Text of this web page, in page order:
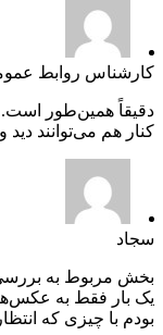
کارشناس روابط
دقیقاً همین‌طور است.
کنار هم می‌توانند دید
سجاد
بخش مربوط به
یک بار فقط به
بودم با چیزی که